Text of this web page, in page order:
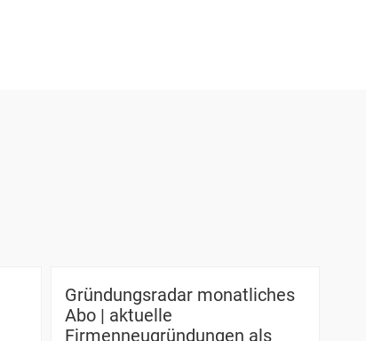
Gründungsradar monatliches
Abo | aktuelle
Firmenneugründungen als